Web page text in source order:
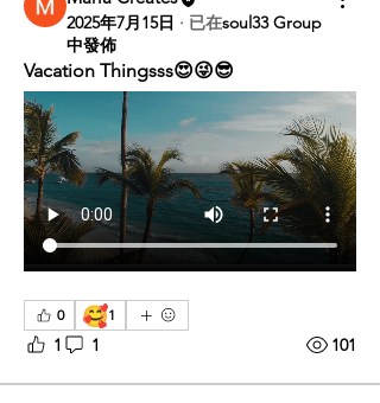
2025年7月15日 · 已在soul33 Group
中發佈
Vacation Thingsss😍😜😎
0 🥰1
1 1 101